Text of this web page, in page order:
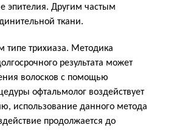
эпителия. Другим частым
ткани.
типе трихиаза. Методика
результата может
волосков с помощью
офтальмолог воздействует
использование данного метода
продолжается до